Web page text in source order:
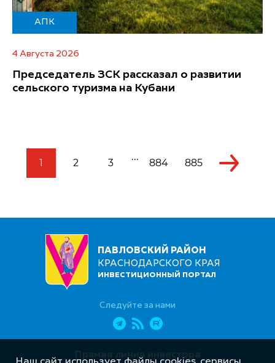
АПК
4 Августа 2026
Председатель ЗСК рассказал о развитии
сельского туризма на Кубани
1 2 3 ... 884 885
ПАВЛОВСКИЙ РАЙОН
КРАСНОДАРСКОГО КРАЯ
ИНВЕСТИЦИОННЫЙ ПОРТАЛ
Следуйте за нами
Прямая линия инвестора